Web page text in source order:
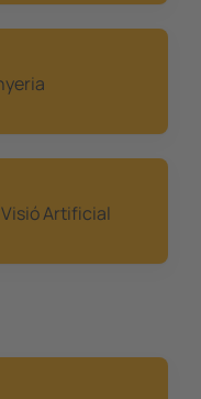
Artificial